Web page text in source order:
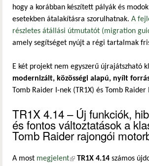
hogy a korábban készített pályák és
esetekben átalakításra szorulhatnak. A
részletes átállási útmutatót (migration
amely segítséget nyújt a régi tartalmak
E két projekt nem egyszerű újrajátszható
modernizált, közösségi alapú, nyílt
Tomb Raider I-nek (TR1X) és Tomb Raider
TR1X 4.14 – Új funkciók,
és fontos változtatások a
Tomb Raider rajongói
A most megjelent(külső hivatkozás)
TR1X 4.14 számos